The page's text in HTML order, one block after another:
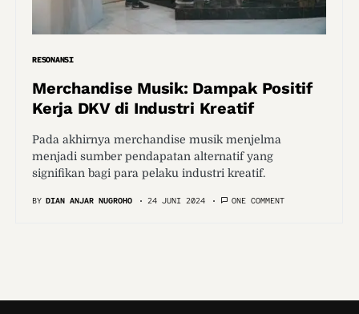
RESONANSI
Merchandise Musik: Dampak Positif
Kerja DKV di Industri Kreatif
Pada akhirnya merchandise musik menjelma
menjadi sumber pendapatan alternatif yang
signifikan bagi para pelaku industri kreatif.
BY DIAN ANJAR NUGROHO 24 JUNI 2024 ONE COMMENT